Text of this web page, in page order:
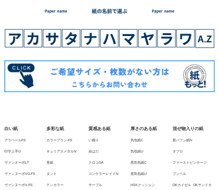
白い紙
アラベールFS
印字上手IJ
ヴァンヌーボLT
ヴァンヌーボVG-FS
ヴァンヌーボV-FS
多彩な紙
カラープラン-FS
キュリアスメタルN
里紙
タント
テンカラー
質感ある紙
い織り
岩はだ
クロコGA
コンケラーレイドN
サーブル
厚さのある紙
気包紙C
気包紙U
黒気包紙C
黒気包紙U
HSKクッション
混ぜ物入りの紙
新バフン紙N
タブロ
ファーストビンテージ
ブンペル
OKカイゼル OKサンドカ